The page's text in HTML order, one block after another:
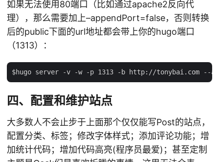
如果无法使用80端口（比如通过apache2反向代
理），那么需要加上–appendPort=false，否则转换
后的public下面的url地址都会带上你的hugo端口
（1313）：
四、配置和维护站点
大多数人不会止步于上面那个仅仅能写Post的站点，
配置分类、标签；修改字体样式；添加评论功能；增
加统计代码；增加代码高亮(程序员最爱)；甚至定制